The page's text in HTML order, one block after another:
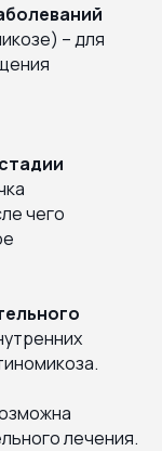
– для
чего
лечения.